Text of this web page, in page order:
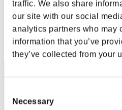
traffic. We also share
our site with our social
analytics partners who may
information that you’ve
they’ve collected from your
Selection
Necessary
くぁwせdrftgyふじこlp
Puntos:Missions30/40'32"46
Posición
1